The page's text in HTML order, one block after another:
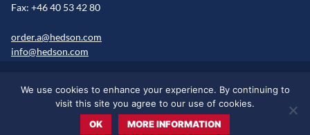
Fax: +46 40 53 42 80
order.a@hedson.com
info@hedson.com
Cookie information Sitemap Marknader/språkversioner
Legal information
We use cookies to enhance your experience. By continuing to
visit this site you agree to our use of cookies.
OK
MORE INFORMATION